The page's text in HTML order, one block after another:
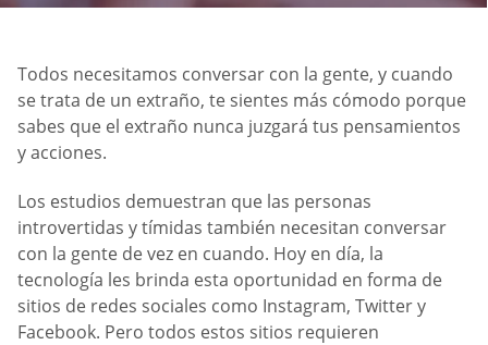
Todos necesitamos conversar con la gente, y cuando
se trata de un extraño, te sientes más cómodo porque
sabes que el extraño nunca juzgará tus pensamientos
y acciones.
Los estudios demuestran que las personas
introvertidas y tímidas también necesitan conversar
con la gente de vez en cuando. Hoy en día, la
tecnología les brinda esta oportunidad en forma de
sitios de redes sociales como Instagram, Twitter y
Facebook. Pero todos estos sitios requieren